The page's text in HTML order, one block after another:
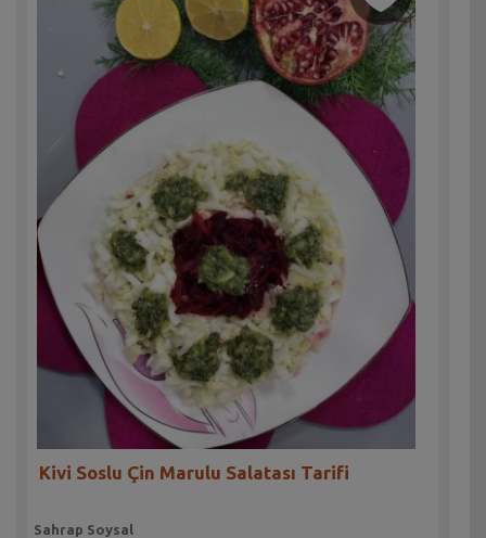
Kivi Soslu Çin Marulu Salatası Tarifi
Sahrap Soysal